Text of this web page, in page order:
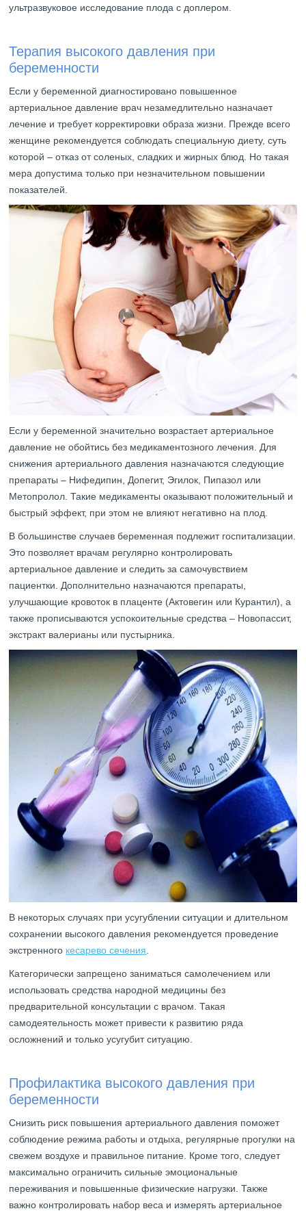
ультразвуковое исследование плода с доплером.
Терапия высокого давления при
беременности
Если у беременной диагностировано повышенное
артериальное давление врач незамедлительно назначает
лечение и требует корректировки образа жизни. Прежде всего
женщине рекомендуется соблюдать специальную диету, суть
которой – отказ от соленых, сладких и жирных блюд. Но такая
мера допустима только при незначительном повышении
показателей.
Если у беременной значительно возрастает артериальное
давление не обойтись без медикаментозного лечения. Для
снижения артериального давления назначаются следующие
препараты – Нифедипин, Допегит, Эгилок, Пипазол или
Метопролол. Такие медикаменты оказывают положительный и
быстрый эффект, при этом не влияют негативно на плод.
В большинстве случаев беременная подлежит госпитализации.
Это позволяет врачам регулярно контролировать
артериальное давление и следить за самочувствием
пациентки. Дополнительно назначаются препараты,
улучшающие кровоток в плаценте (Актовегин или Курантил), а
также прописываются успокоительные средства – Новопассит,
экстракт валерианы или пустырника.
В некоторых случаях при усугублении ситуации и длительном
сохранении высокого давления рекомендуется проведение
экстренного кесарево сечения
Категорически запрещено заниматься самолечением или
использовать средства народной медицины без
предварительной консультации с врачом. Такая
самодеятельность может привести к развитию ряда
осложнений и только усугубит ситуацию.
Профилактика высокого давления при
беременности
Снизить риск повышения артериального давления поможет
соблюдение режима работы и отдыха, регулярные прогулки на
свежем воздухе и правильное питание. Кроме того, следует
максимально ограничить сильные эмоциональные
переживания и повышенные физические нагрузки. Также
важно контролировать набор веса и измерять артериальное